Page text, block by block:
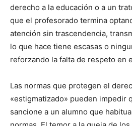
derecho a la educación o a un
que el profesorado termina
atención sin trascendencia,
lo que hace tiene escasas o
reforzando la falta de respeto en
Las normas que protegen el
«estigmatizado» pueden impedir
sancione a un alumno que